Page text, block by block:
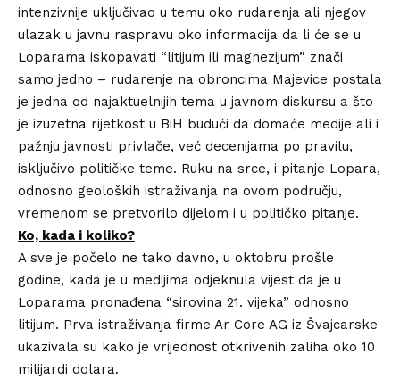
intenzivnije uključivao u temu oko rudarenja ali njegov
ulazak u javnu raspravu oko informacija da li će se u
Loparama iskopavati “litijum ili magnezijum” znači
samo jedno – rudarenje na obroncima Majevice postala
je jedna od najaktuelnijih tema u javnom diskursu a što
je izuzetna rijetkost u BiH budući da domaće medije ali i
pažnju javnosti privlače, već decenijama po pravilu,
isključivo političke teme. Ruku na srce, i pitanje Lopara,
odnosno geoloških istraživanja na ovom području,
vremenom se pretvorilo dijelom i u političko pitanje.
Ko, kada i koliko?
A sve je počelo ne tako davno, u oktobru prošle
godine, kada je u medijima odjeknula vijest da je u
Loparama pronađena “sirovina 21. vijeka” odnosno
litijum. Prva istraživanja firme Ar Core AG iz Švajcarske
ukazivala su kako je vrijednost otkrivenih zaliha oko 10
milijardi dolara.